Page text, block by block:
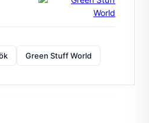
Green Stuff World